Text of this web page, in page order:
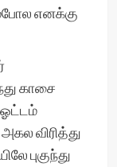
எனக்கு
காசை
ஓட்டம்
விரித்து
புகுந்து